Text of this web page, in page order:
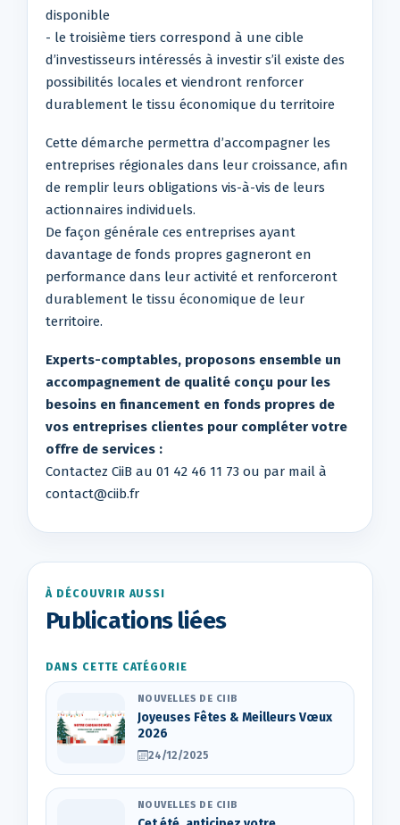
disponible
- le troisième tiers correspond à une cible
d’investisseurs intéressés à investir s’il existe des
possibilités locales et viendront renforcer
durablement le tissu économique du territoire
Cette démarche permettra d’accompagner les
entreprises régionales dans leur croissance, afin
de remplir leurs obligations vis-à-vis de leurs
actionnaires individuels.
De façon générale ces entreprises ayant
davantage de fonds propres gagneront en
performance dans leur activité et renforceront
durablement le tissu économique de leur
territoire.
Experts-comptables, proposons ensemble un
accompagnement de qualité conçu pour les
besoins en financement en fonds propres de
vos entreprises clientes pour compléter votre
offre de services :
Contactez CiiB au 01 42 46 11 73 ou par mail à
contact@ciib.fr
À DÉCOUVRIR AUSSI
Publications liées
DANS CETTE CATÉGORIE
NOUVELLES DE CIIB
Joyeuses Fêtes & Meilleurs Vœux
2026
24/12/2025
NOUVELLES DE CIIB